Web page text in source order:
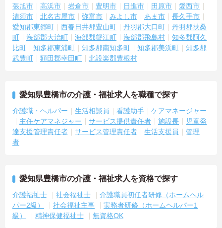
張旭市
高浜市 岩倉市 豊明市 日進市 田原市
愛西市
清須市
北名古屋市 弥富市 みよし市 あま市
長久手市
愛知郡東郷町
西春日井郡豊山町 丹羽郡大口町
丹羽郡扶桑
町
海部郡大治町 海部郡蟹江町 海部郡飛島村
知多郡阿久
比町
知多郡東浦町 知多郡南知多町 知多郡美浜町
知多郡
武豊町
額田郡幸田町 北設楽郡豊根村
愛知県豊橋市の介護・福祉求人を職種で探す
介護職・ヘルパー 生活相談員 看護助手
ケアマネージャー
主任ケアマネジャー
サービス提供責任者 施設長
児童発
達支援管理責任者
サービス管理責任者 生活支援員
管理
者
愛知県豊橋市の介護・福祉求人を資格で探す
介護福祉士 社会福祉士
介護職員初任者研修（ホームヘル
パー2級）
社会福祉主事
実務者研修（ホームヘルパー1
級）
精神保健福祉士 無資格OK